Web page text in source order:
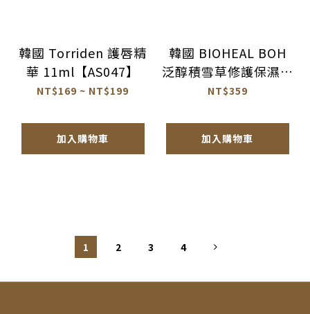
韓國 Torriden 護唇精
華 11ml【AS047】
NT$169 ~ NT$199
加入購物車
韓國 BIOHEAL BOH
泛醇積雪草修護保濕舒
敏噴霧
NT$359
加入購物車
1 2 3 4